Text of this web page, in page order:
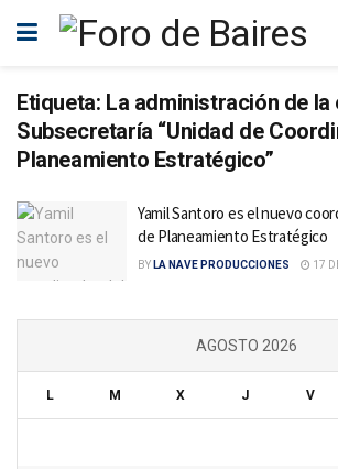
Etiqueta: La administración de la
Subsecretaría “Unidad de
Planeamiento Estratégico”
Yamil Santoro es el nuevo
de Planeamiento Estratégico
BY LA NAVE PRODUCCIONES 17
AGOSTO 2026
L M X J V